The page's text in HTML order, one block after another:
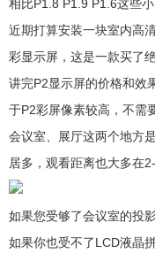
相比P1.8 P1.9 P1.6这些
近期打算安装一块室内高
彩显示屏，这是一款买了
讲完P2显示屏的价格和效
于P2彩屏像素较高，不需
会议室、展厅这两个地方
居多，观看距离也大多在
如果您受够了会议室的投
如果你也受不了LCD液晶